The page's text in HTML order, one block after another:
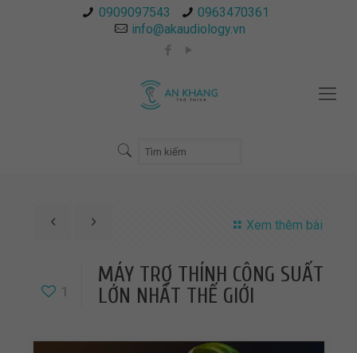
0909097543
0963470361
info@akaudiology.vn
Xem thêm bài
1
MÁY TRỢ THÍNH CÔNG SUẤT
LỚN NHẤT THẾ GIỚI